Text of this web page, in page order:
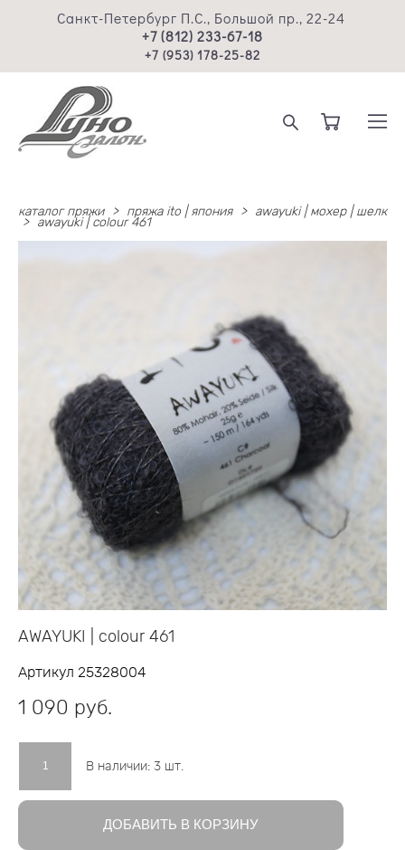
Санкт-Петербург П.С., Большой пр., 22-24
+7 (812) 233-67-18
+7 (953) 178-25-82
каталог пряжи > пряжа ito | япония >
awayuki | мохер | шелк
>
awayuki | colour 461
AWAYUKI | colour 461
Артикул 25328004
1 090 pуб.
В наличии: 3 шт.
ДОБАВИТЬ В КОРЗИНУ